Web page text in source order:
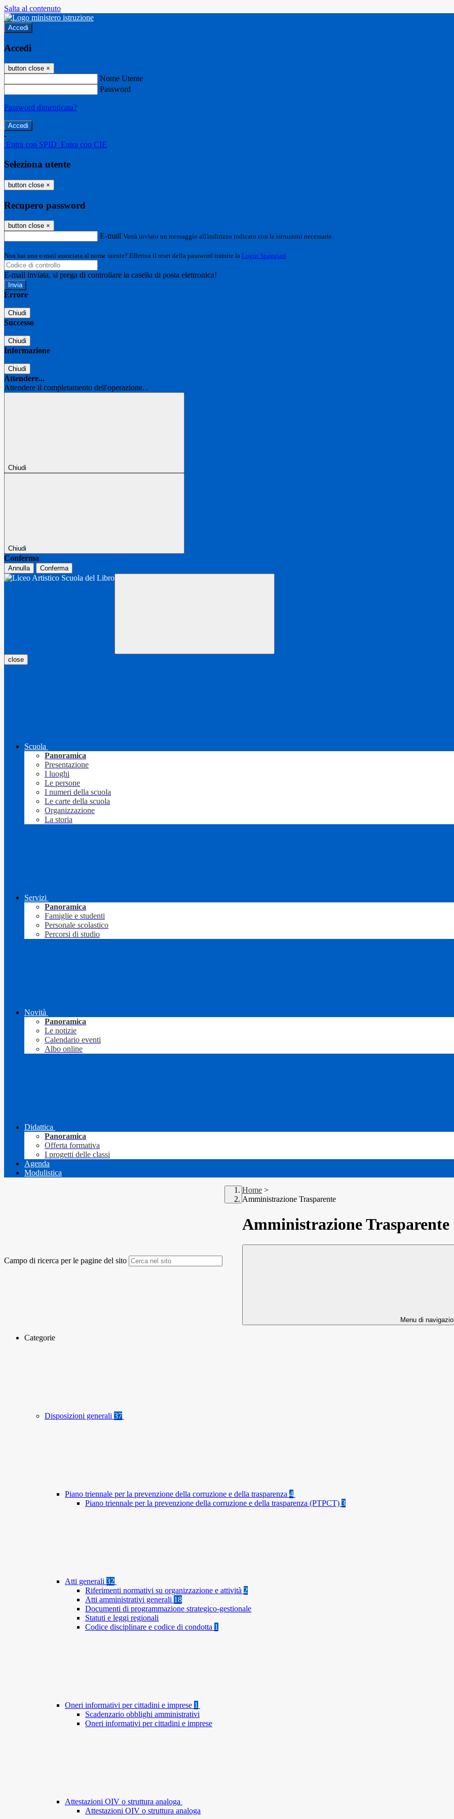
Salta al contenuto
Accedi
Accedi
button close ×
Nome Utente
Password
Password dimenticata?
-
Entra con SPID Entra con CIE
Seleziona utente
button close ×
Recupero password
button close ×
E-mail Verrà inviato un messaggio all'indirizzo indicato con le istruzioni necessarie.
Non hai una e-mail associata al nome utente? Effettua il reset della password tramite la Login Spaggiari
E-mail inviata, si prega di controllare la casella di posta elettronica!
Errore
Chiudi
Successo
Chiudi
Informazione
Chiudi
Attendere...
Attendere il completamento dell'operazione...
Chiudi
Chiudi
Conferma
Annulla Conferma
close
Scuola
Panoramica
Presentazione
I luoghi
Le persone
I numeri della scuola
Le carte della scuola
Organizzazione
La storia
Servizi
Panoramica
Famiglie e studenti
Personale scolastico
Percorsi di studio
Novità
Panoramica
Le notizie
Calendario eventi
Albo online
Didattica
Panoramica
Offerta formativa
I progetti delle classi
Agenda
Modulistica
Campo di ricerca per le pagine del sito
Home >
Amministrazione Trasparente
Amministrazione Trasparente
Menu di
Categorie
Disposizioni generali 37
Piano triennale per la prevenzione della corruzione e della trasparenza 4
Piano triennale per la prevenzione della corruzione e della trasparenza (PTPCT) 3
Atti generali 32
Riferimenti normativi su organizzazione e attività 2
Atti amministrativi generali 18
Documenti di programmazione strategico-gestionale
Statuti e leggi regionali
Codice disciplinare e codice di condotta 1
Oneri informativi per cittadini e imprese 1
Scadenzario obblighi amministrativi
Oneri informativi per cittadini e imprese
Attestazioni OIV o struttura analoga
Attestazioni OIV o struttura analoga